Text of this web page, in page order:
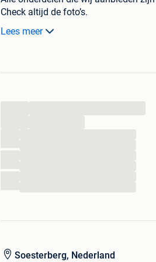
Check altijd de foto’s.
Wat je ziet is wat je krijgt.
- Heritage - Deluxe - Fatbob - Fat bob
Lees meer
Soesterberg, Nederland